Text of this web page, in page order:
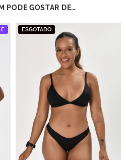
PODE GOSTAR DE…
ESGOTADO